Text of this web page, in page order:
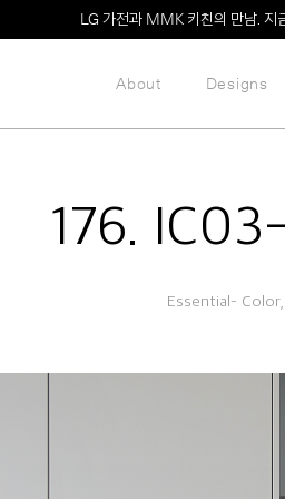
Welcome! 신규 회원가입 시 MMK
LG 가전과 MMK 키친의 만남. 지
About Designs
176.
Essential–